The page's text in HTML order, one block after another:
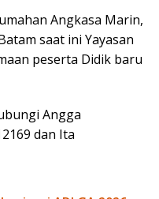
Angkasa Marin,
saat ini Yayasan
peserta Didik baru
Angga
dan Ita